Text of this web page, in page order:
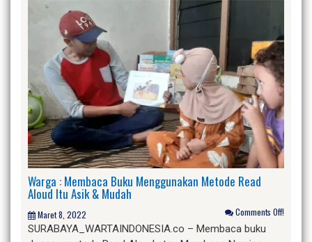
Warga : Membaca Buku Menggunakan Metode Read
Aloud Itu Asik & Mudah
Maret 8, 2022 Comments Off!
SURABAYA_WARTAINDONESIA.co – Membaca buku